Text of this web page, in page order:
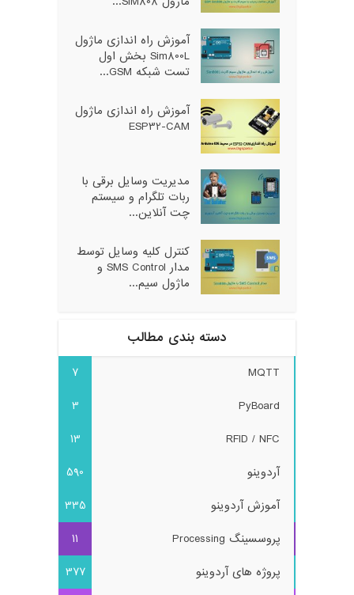
آموزش راه اندازی ماژول
Sim800L بخش اول
تست شبکه GSM...
آموزش راه اندازی ماژول
ESP32-CAM
مدیریت وسایل برقی با
ربات تلگرام و سیستم
چت آنلاین...
کنترل کلیه وسایل توسط
مدار SMS Control و
ماژول سیم...
دسته بندی مطالب
MQTT
7
PyBoard
3
RFID / NFC
13
آردوینو
590
آموزش آردوینو
335
پروسسینگ Processing
11
پروژه های آردوینو
377